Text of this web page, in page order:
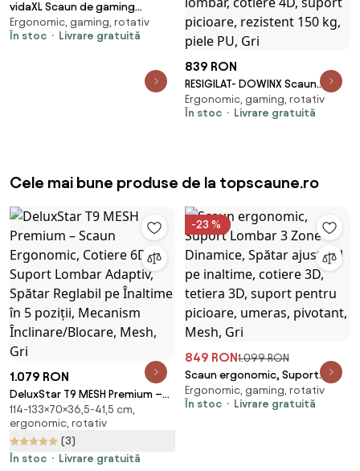
vidaXL Scaun de gaming
pivotant, negru și camuflaj,
piele ecologică
Ergonomic, gaming, rotativ
În stoc
Livrare gratuită
839 RON
RESIGILAT- DOWINX Scaun
gaming, ergonomic, spătar
înalt, tetiera confortabilă,
Ergonomic, gaming, rotativ
În stoc
Livrare gratuită
Cele mai bune produse de la topscaune.ro
1.079 RON
DeluxStar T9 MESH Premium –
Scaun Ergonomic, Cotiere 6D,
Suport Lombar Adaptiv, Spătar
Reglabil pe Înaltime în 5 poziții,
Mecanism Înclinare/Blocare,
114-133×70×36,5-41,5 cm,
ergonomic, rotativ
(3)
În stoc
Livrare gratuită
-23 %
849 RON1.099 RON
Scaun ergonomic, Suport
Lombar 3 Zone Dinamice,
Spătar ajustabil pe inaltime,
Ergonomic, gaming, rotativ
În stoc
Livrare gratuită